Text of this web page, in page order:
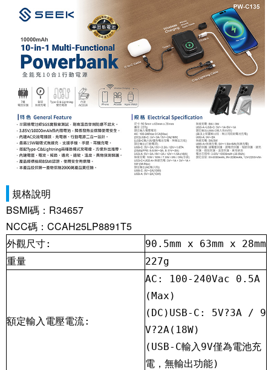
規格說明
BSMI碼：R34657
NCC碼：CCAH25LP8891T5
外觀尺寸:
90.5mm x 63mm x 28mm
重量
227g
額定輸入電壓電流:
AC: 100-240Vac 0.5A
(Max)
(DC)USB-C: 5V?3A / 9
V?2A(18W)
(USB-C輸入9V僅為電池充
電，無輸出功能)